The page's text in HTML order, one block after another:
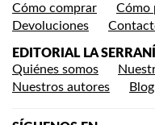
Cómo comprar
Cómo
Devoluciones
EDITORIAL LA
Quiénes somos
Nuestros autores
Blog